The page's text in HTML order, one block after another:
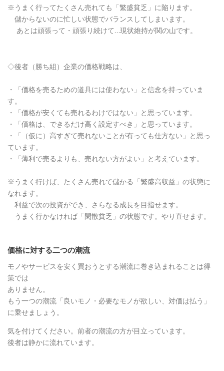
※うまく行ってたくさん売れても「繁盛貧乏」に陥ります。
儲からないのに忙しい状態でバランスしてしまいます。
あとは頑張って・頑張り続けて…現状維持が関の山です。
◇後者（勝ち組）企業の価格戦略は、
・「価格を売るための道具には使わない」と信念を持っていま
す。
・「価格が安くても売れるわけではない」と思っています。
・「価格は、できるだけ高く設定すべき」と思っています。
・「（仮に）高すぎて売れないことが有っても仕方ない」と思っ
ています。
・「薄利で売るよりも、売れない方がよい」と考えています。
※うまく行けば、たくさん売れて儲かる「繁盛高収益」の状態に
なれます。
利益で次の投資ができ、さらなる成長を目指せます。
うまく行かなければ「閑散貧乏」の状態です。やり直せます。
価格に対する二つの潮流
モノやサービスを安く買おうとする潮流に巻き込まれることは得
策では
ありません。
もう一つの潮流「良いモノ・必要なモノが欲しい、対価は払う」
に乗せましょう。
気を付けてください。前者の潮流の方が目立っています。
後者は静かに流れています。